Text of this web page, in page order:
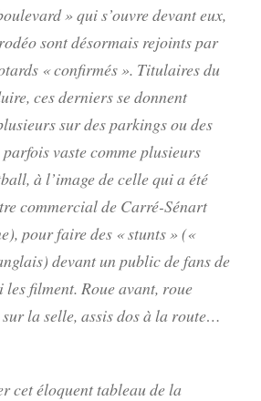
» qui s’ouvre devant eux,
sont désormais rejoints par
« confirmés ». Titulaires du
ces derniers se donnent
sur des parkings ou des
vaste comme plusieurs
à l’image de celle qui a été
commercial de Carré-Sénart
pour faire des « stunts » («
devant un public de fans de
les filment. Roue avant, roue
la selle, assis dos à la route…
cet éloquent tableau de la